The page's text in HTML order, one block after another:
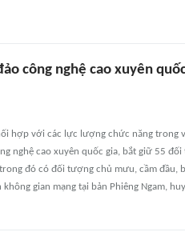
công nghệ cao xuyên
hợp với các lực lượng chức năng trong
nghệ cao xuyên quốc gia, bắt giữ 55
đó có đối tượng chủ mưu, cầm đầu,
gian mạng tại bản Phiêng Ngam,